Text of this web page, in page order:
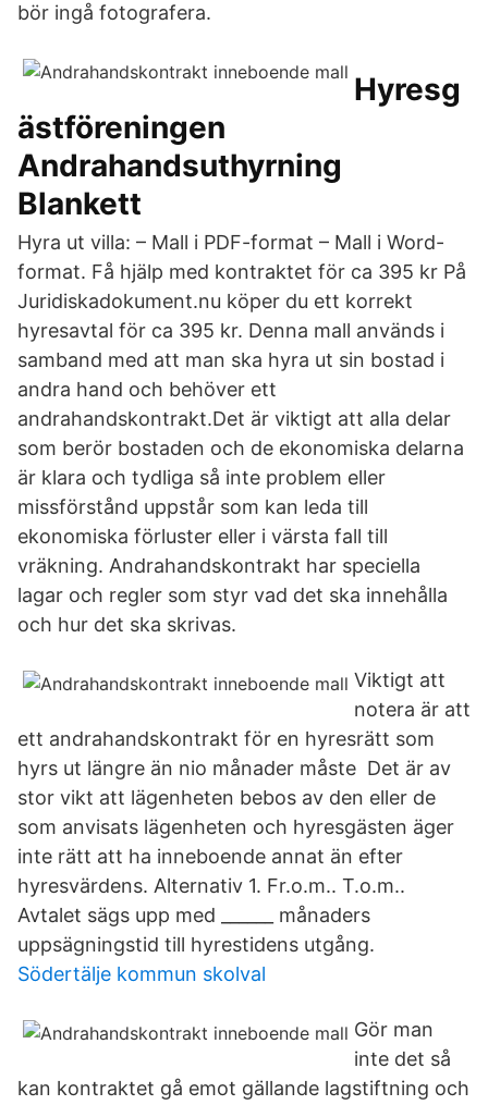
bör ingå fotografera.
Hyresg
ästföreningen
Andrahandsuthyrning
Blankett
Hyra ut villa: – Mall i PDF-format – Mall i Word-
format. Få hjälp med kontraktet för ca 395 kr På
Juridiskadokument.nu köper du ett korrekt
hyresavtal för ca 395 kr. Denna mall används i
samband med att man ska hyra ut sin bostad i
andra hand och behöver ett
andrahandskontrakt.Det är viktigt att alla delar
som berör bostaden och de ekonomiska delarna
är klara och tydliga så inte problem eller
missförstånd uppstår som kan leda till
ekonomiska förluster eller i värsta fall till
vräkning. Andrahandskontrakt har speciella
lagar och regler som styr vad det ska innehålla
och hur det ska skrivas.
Viktigt att
notera är att
ett andrahandskontrakt för en hyresrätt som
hyrs ut längre än nio månader måste Det är av
stor vikt att lägenheten bebos av den eller de
som anvisats lägenheten och hyresgästen äger
inte rätt att ha inneboende annat än efter
hyresvärdens. Alternativ 1. Fr.o.m.. T.o.m..
Avtalet sägs upp med ______ månaders
uppsägningstid till hyrestidens utgång.
Södertälje kommun skolval
Gör man
inte det så
kan kontraktet gå emot gällande lagstiftning och